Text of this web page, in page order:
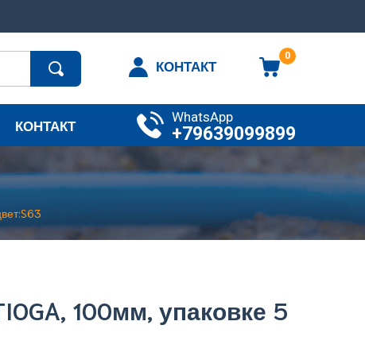
0
КОНТАКТ
КОНТАКТ WhatsApp
+79639099899
100мм, упаковке 5